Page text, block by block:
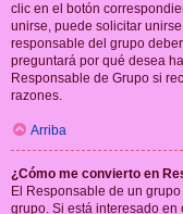
clic en el botón
unirse, puede solicitar
responsable del grupo
preguntará por qué desea
Responsable de Grupo si
razones.
Arriba
¿Cómo me convierto en
El Responsable de un
grupo. Si está interesado